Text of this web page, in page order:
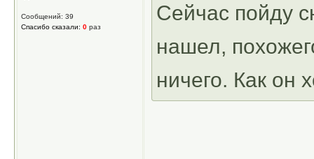
Сообщений: 39
Спасибо сказали: 0раз
Сейчас пойду
нашел,
ничего. Как он